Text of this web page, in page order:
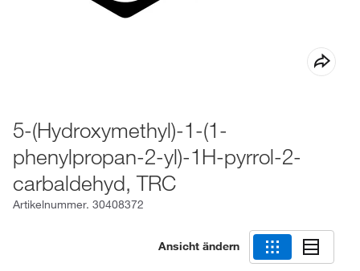
5-(Hydroxymethyl)-1-(1-
phenylpropan-2-yl)-1H-pyrrol-2-
carbaldehyd, TRC
Artikelnummer. 30408372
Ansicht ändern